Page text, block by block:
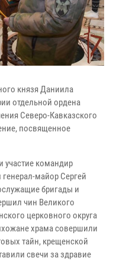
князя Даниила
отдельной ордена
Северо-Кавказского
посвященное
участие командир
майор Сергей
бригады и
чин Великого
церковного округа
храма совершили
тайн, крещенской
свечи за здравие